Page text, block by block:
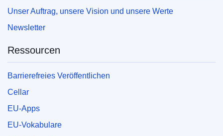
Unser Auftrag, unsere Vision und unsere Werte
Newsletter
Ressourcen
Barrierefreies Veröffentlichen
Cellar
EU-Apps
EU-Vokabulare